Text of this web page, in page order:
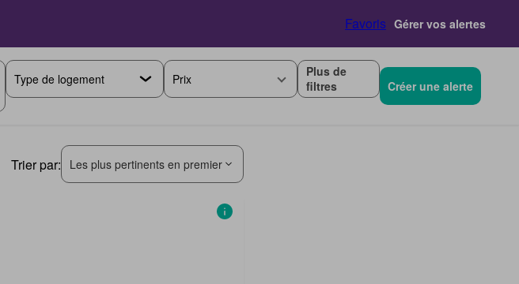
Favoris Gérer vos alertes
Prix
Plus de
filtres
Créer une alerte
Trier par: Les plus pertinents en premier